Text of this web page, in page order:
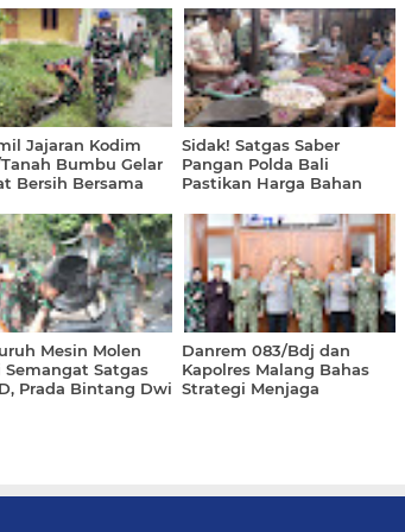
Jajaran Kodim
Bumbu Gelar
Bersih Bersama
Sidak! Satgas Saber
Pangan Polda Bali
Pastikan Harga Bahan
Stabil
Mesin Molen
Semangat Satgas
Prada Bintang Dwi
Danrem 083/Bdj dan
Kapolres Malang Bahas
Strategi Menjaga